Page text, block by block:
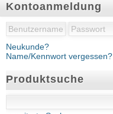
Kontoanmeldung
Neukunde?
Name/Kennwort vergessen?
Produktsuche